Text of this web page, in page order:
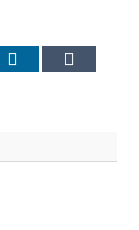
LinkedIn